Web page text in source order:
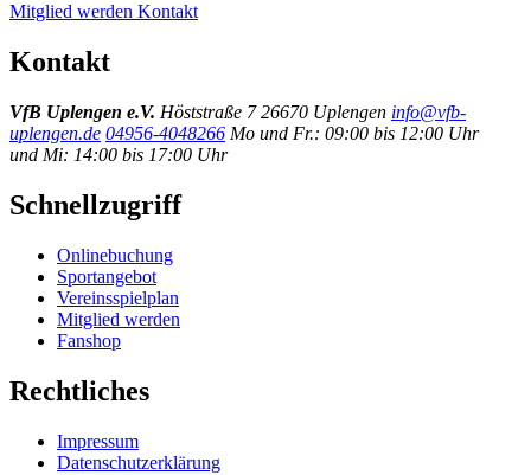
Mitglied werden Kontakt
Kontakt
VfB Uplengen e.V. Höststraße 7 26670 Uplengen info@vfb-
uplengen.de 04956-4048266 Mo und Fr.: 09:00 bis 12:00 Uhr
und Mi: 14:00 bis 17:00 Uhr
Schnellzugriff
Onlinebuchung
Sportangebot
Vereinsspielplan
Mitglied werden
Fanshop
Rechtliches
Impressum
Datenschutzerklärung